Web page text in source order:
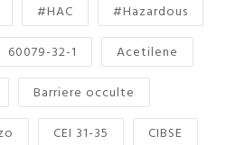
#HAC
#Hazardous
60079-32-1
Acetilene
Barriere occulte
CEI 31-35
CIBSE